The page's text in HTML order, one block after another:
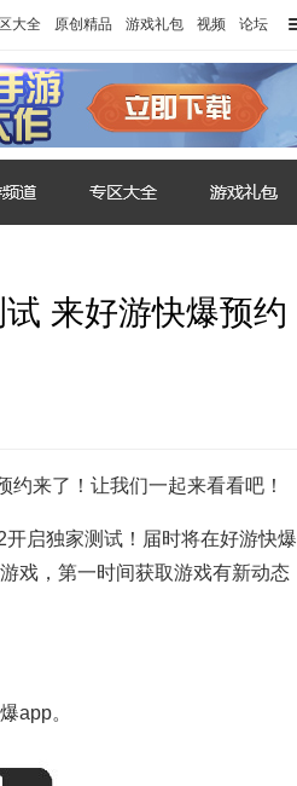
大全 原创精品 游戏礼包 视频 论坛
来好游快爆预约
来了！让我们一起来看看吧！
启独家测试！届时将在好游快爆
戏，第一时间获取游戏有新动态
app。